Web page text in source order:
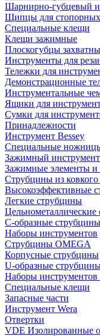
Шарнирно-губцевый
Щипцы для стопорных
Специальные клещи
Клещи зажимные
Плоскогубцы
Инструменты для
Тележки для
Демонстрационные
Инструментальные
Ящики для
Сумки для
Принадлежности
Инструмент Bessey
Специальные
Зажимный
Зажимные элементы и
Струбцины из ковкого
Высокоэффективные
Легкие струбцины
C-образные струбцины
Наборы инструментов
Струбцины OMEGA
Корпусные струбцины
U-образные
Наборы
Специальные клещи
Запасные части
Инструмент Wera
Отвертки
VDE Изолированные